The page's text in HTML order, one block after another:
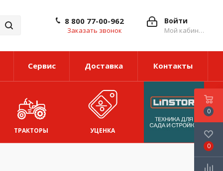
Войти
Мой кабинет
8 800 77-00-962
Заказать звонок
Сервис Доставка Контакты
ТРАКТОРЫ УЦЕНКА
0
0